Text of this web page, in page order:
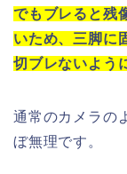
でもブレると残
いため、三脚に
切ブレないよう
通常のカメラの
ぼ無理です。